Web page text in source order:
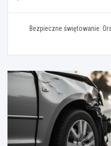
wpisu
Bezpieczne świętowanie: